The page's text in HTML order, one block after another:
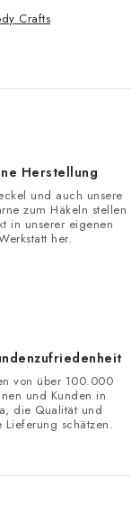
Crafts
Herstellung
und auch unsere
zum Häkeln stellen
in unserer eigenen
her.
von über 100.000
und Kunden in
die Qualität und
Lieferung schätzen.